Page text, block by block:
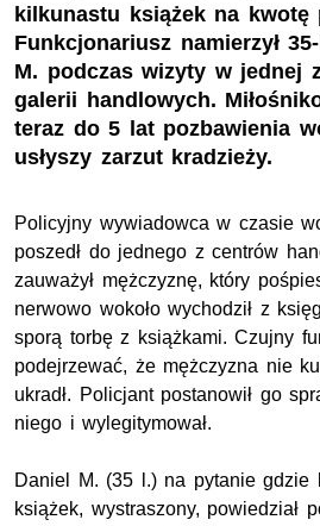
kilkunastu książek na kwotę
Funkcjonariusz namierzył
M. podczas wizyty w jednej
galerii handlowych.
teraz do 5 lat pozbawienia
usłyszy zarzut kradzieży.
Policyjny wywiadowca w czasie
poszedł do jednego z centrów
zauważył mężczyznę, który
nerwowo wokoło wychodził z
sporą torbę z książkami. Czujny
podejrzewać, że mężczyzna nie
ukradł. Policjant postanowił go
niego i wylegitymował.
Daniel M. (35 l.) na pytanie gdzie
książek, wystraszony, powiedział